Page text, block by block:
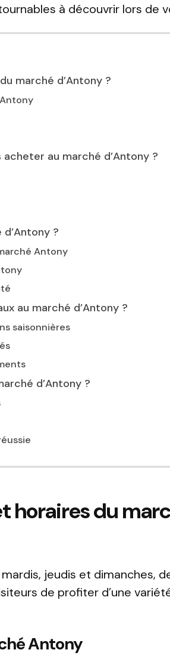
à découvrir lors de
marché d’Antony ?
au marché d’Antony ?
?
Antony
au marché d’Antony ?
saisonnières
d’Antony ?
horaires du
jeudis et dimanches,
de profiter d’une
Antony